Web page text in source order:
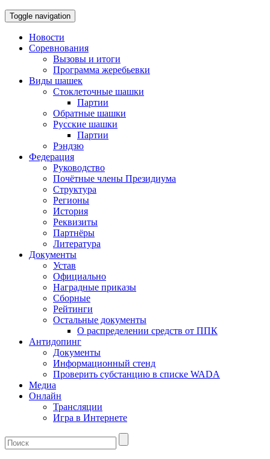
Toggle navigation
Новости
Соревнования
Вызовы и итоги
Программа жеребьевки
Виды шашек
Стоклеточные шашки
Партии
Обратные шашки
Русские шашки
Партии
Рэндзю
Федерация
Руководство
Почётные члены Президиума
Структура
Регионы
История
Реквизиты
Партнёры
Литература
Документы
Устав
Официально
Наградные приказы
Сборные
Рейтинги
Остальные документы
О распределении средств от ППК
Антидопинг
Документы
Информационный стенд
Проверить субстанцию в списке WADA
Медиа
Онлайн
Трансляции
Игра в Интернете